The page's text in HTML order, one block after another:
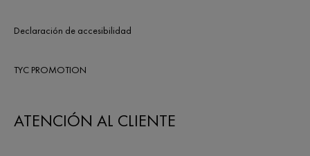
Declaración de accesibilidad
TYC PROMOTION
ATENCIÓN AL CLIENTE